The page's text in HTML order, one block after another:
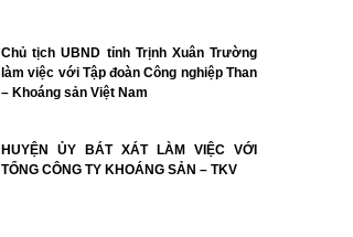
Chủ tịch UBND tỉnh Trịnh Xuân Trường
làm việc với Tập đoàn Công nghiệp Than
– Khoáng sản Việt Nam
HUYỆN ỦY BÁT XÁT LÀM VIỆC VỚI
TỔNG CÔNG TY KHOÁNG SẢN – TKV